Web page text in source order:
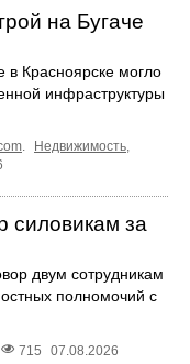
на Бугаче
в Красноярске могло
инфраструктуры
. Недвижимость,
силовикам за
двум сотрудникам
полномочий с
715 07.08.2026